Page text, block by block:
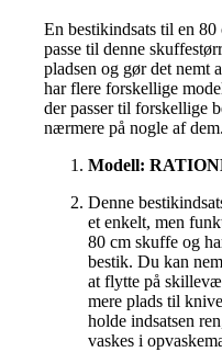
En bestikindsats til en
passe til denne
pladsen og gør det nemt
har flere forskellige
der passer til forskellige
nærmere på nogle af dem.
Modell:
Denne
et enkelt, men
80 cm skuffe og
bestik. Du kan
at flytte på
mere plads til
holde indsatsen
vaskes i